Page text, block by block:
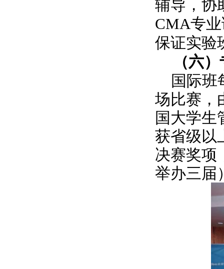
辅导，协
CMA专
保证实验
（六
国际班
场比赛，
国大学生
获省级以
决赛奖项
举办三届